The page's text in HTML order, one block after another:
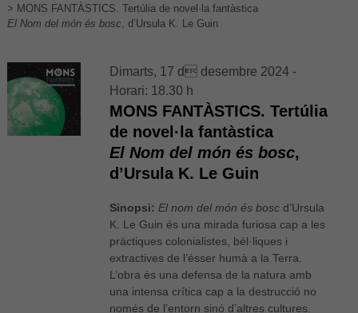
> MONS FANTÀSTICS. Tertúlia de novel·la fantàstica
El Nom del món és bosc , d’Ursula K. Le Guin
Dimarts, 17 d desembre 2024 -
Horari: 18.30 h
MONS FANTÀSTICS. Tertúlia
de novel·la fantàstica
El Nom del món és bosc,
d’Ursula K. Le Guin
Sinopsi: El nom del món és bosc d’Ursula
K. Le Guin és una mirada furiosa cap a les
pràctiques colonialistes, bèl·liques i
extractives de l’ésser humà a la Terra.
L’obra és una defensa de la natura amb
una intensa crítica cap a la destrucció no
només de l’entorn sinó d’altres cultures.